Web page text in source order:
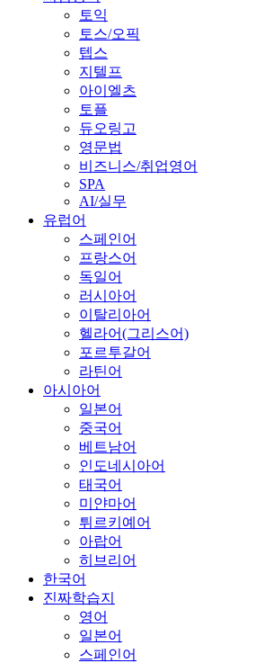
토익
토스/오픽
텝스
지텔프
아이엘츠
토플
듀오링고
영문법
비즈니스/취업영어
SPA
AI/실무
유럽어
스페인어
프랑스어
독일어
러시아어
이탈리아어
헬라어(그리스어)
포르투갈어
라틴어
아시아어
일본어
중국어
베트남어
인도네시아어
태국어
미얀마어
튀르키예어
아랍어
히브리어
한국어
진짜학습지
영어
일본어
스페인어